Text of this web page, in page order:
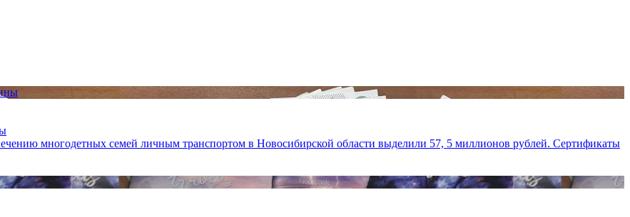
многодетных семей личным транспортом в Новосибирской области выделили 57, 5 миллионов рублей. Сертификаты